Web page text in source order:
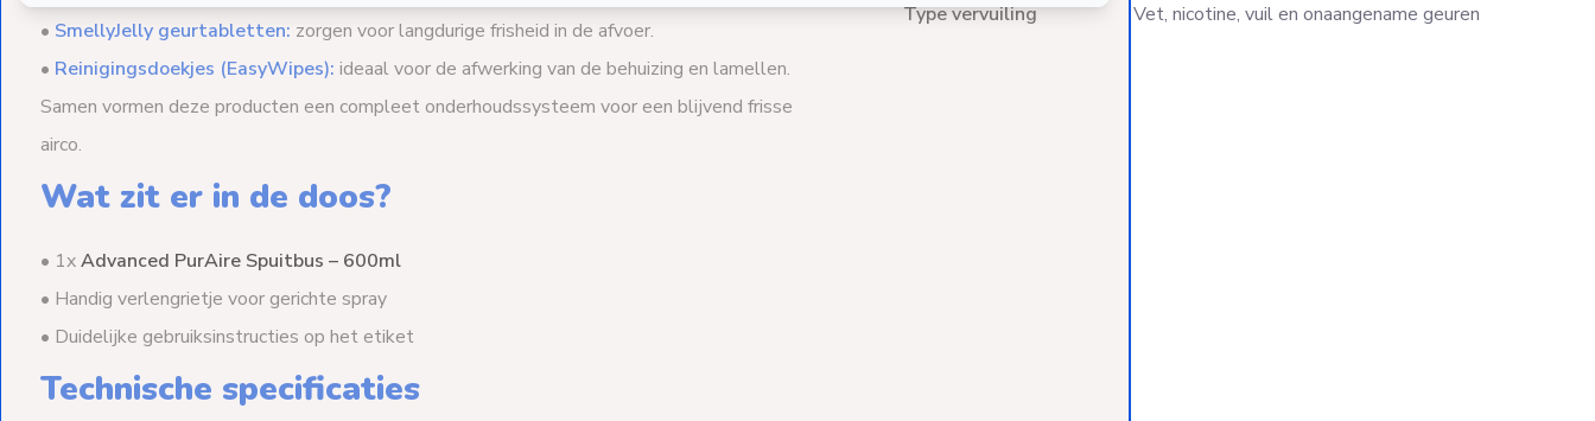
• SmellyJelly geurtabletten: zorgen voor langdurige frisheid in de afvoer.
• Reinigingsdoekjes (EasyWipes): ideaal voor de afwerking van de behuizing en lamellen.
Samen vormen deze producten een compleet onderhoudssysteem voor een blijvend frisse
airco.
Wat zit er in de doos?
• 1xAdvanced PurAire Spuitbus – 600ml
• Handig verlengrietje voor gerichte spray
• Duidelijke gebruiksinstructies op het etiket
Technische specificaties
Type vervuiling Vet, nicotine, vuil en onaangename geuren